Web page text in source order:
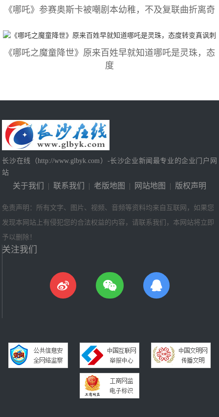
《哪吒》参赛奥斯卡被嘲剧本幼稚，不及复联曲折离奇
《哪吒之魔童降世》原来百姓早就知道哪吒是灵珠，态
度
长沙在线（http://www.glbyk.com）-长沙企业新闻最专业的企业门户网
站
关于我们 | 联系我们 | 老版地图 | 网站地图 | 版权声明
免责声明：所有文字、图片、视频、音频等资料均来自互联网，如果您
发现本网站上有侵犯您的合法权益的内容，请联系我们，本网站将立即
予以删除！
关注我们